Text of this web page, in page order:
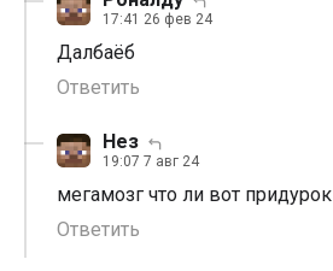
17:41 26 фев 24
Далбаëб
Ответить
Нез
19:07 7 авг 24
мегамозг что ли вот придурок
Ответить